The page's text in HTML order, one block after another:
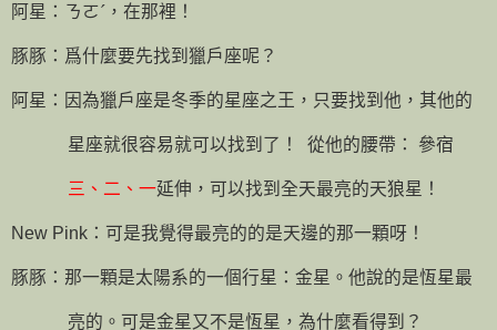
阿星：ㄋㄛˊ，在那裡！
豚豚：爲什麼要先找到獵戶座呢？
阿星：因為獵戶座是冬季的星座之王，只要找到他，其他的
星座就很容易就可以找到了！ 從他的腰帶： 參宿
三、二、一延伸，可以找到全天最亮的天狼星！
New Pink ：可是我覺得最亮的的是天邊的那一顆呀！
豚豚：那一顆是太陽系的一個行星：金星。他說的是恆星最
亮的。可是金星又不是恆星，為什麼看得到？